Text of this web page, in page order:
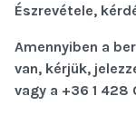
Észrevétele,
Amennyiben a
van, kérjük,
vagy a +36 1